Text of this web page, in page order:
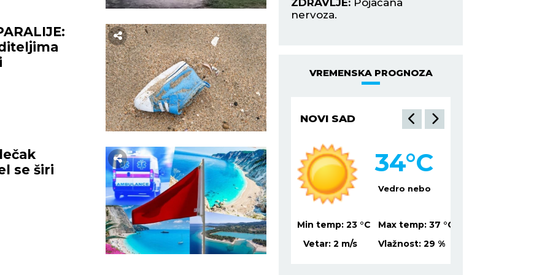
se širi
ZDRAVLJE:Bolovi u nogama.
nervoza.
VREMENSKA PROGNOZA
Mestimično oblačno
°C
Max temp:36 °C
31 %
BEOGRAD
Vedro nebo
32°C
Min temp:23 °C Max temp:
2 m/s Vlažnost:46
NOVI SAD
Vedro nebo
34°C
Min temp: 23 °C Max temp: 37 °C
Vetar: 2 m/s Vlažnost: 29 %